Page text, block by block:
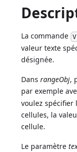
La commande
valeur texte
désignée.
DansrangeObj,
par exemple
voulez spécifier
cellules, la
cellule.
Le paramètre